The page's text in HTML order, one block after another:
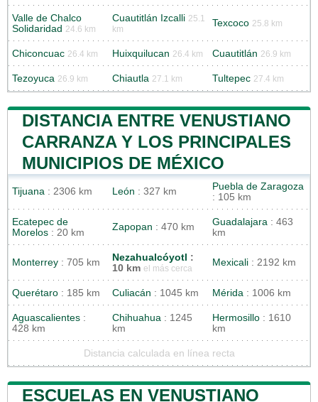
Valle de Chalco
Solidaridad 24.6 km
Cuautitlán Izcalli 25.1
km
Texcoco 25.8 km
Chiconcuac 26.4 km Huixquilucan 26.4 km Cuautitlán 26.9 km
Tezoyuca 26.9 km Chiautla 27.1 km Tultepec 27.4 km
DISTANCIA ENTRE VENUSTIANO
CARRANZA Y LOS PRINCIPALES
MUNICIPIOS DE MÉXICO
Tijuana : 2306 km León : 327 km
Puebla de Zaragoza
: 105 km
Ecatepec de
Morelos : 20 km
Zapopan : 470 km Guadalajara : 463
km
Monterrey : 705 km Nezahualcóyotl :
10 km el más cerca
Mexicali : 2192 km
Querétaro : 185 km Culiacán : 1045 km Mérida : 1006 km
Aguascalientes :
428 km
Chihuahua : 1245
km
Hermosillo : 1610
km
Distancia calculada en línea recta
ESCUELAS EN VENUSTIANO